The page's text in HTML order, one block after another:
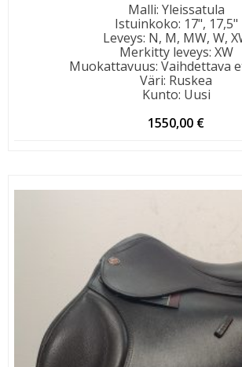
Malli: Yleissatula
Istuinkoko: 17", 17,5"
Leveys: N, M, MW, W,
Merkitty leveys: XW
Muokattavuus: Vaihdettava
Väri: Ruskea
Kunto: Uusi
1550,00 €